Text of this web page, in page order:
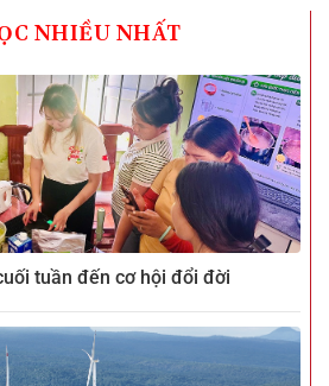
NHIỀU NHẤT
tuần đến cơ hội đổi đời